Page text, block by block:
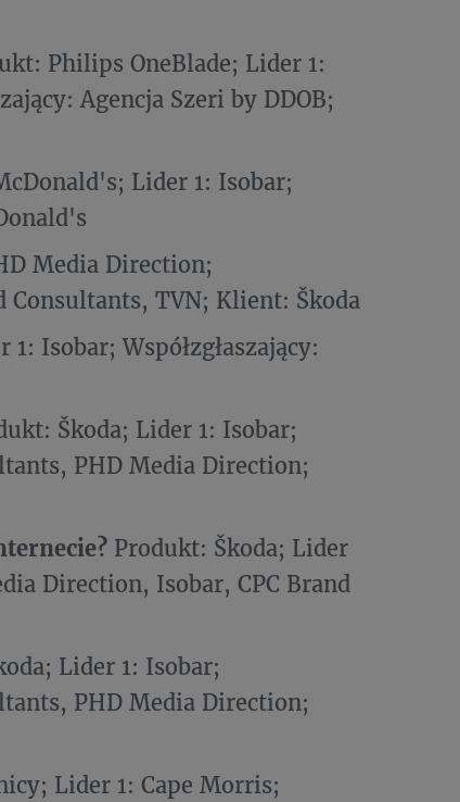
Philips OneBlade; Lider 1:
Agencja Szeri by DDOB;
Lider 1: Isobar;
Media Direction;
Consultants, TVN; Klient: Škoda
Isobar; Współzgłaszający:
Škoda; Lider 1: Isobar;
PHD Media Direction;
Produkt: Škoda; Lider
Direction, Isobar, CPC Brand
Lider 1: Isobar;
PHD Media Direction;
Lider 1: Cape Morris;